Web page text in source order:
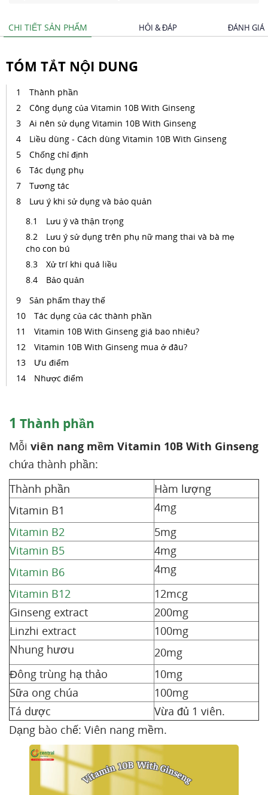
CHI TIẾT SẢN PHẨM HỎI & ĐÁP ĐÁNH GIÁ
TÓM TẮT NỘI DUNG
Thành phần
Công dụng của Vitamin 10B With Ginseng
Ai nên sử dụng Vitamin 10B With Ginseng
Liều dùng - Cách dùng Vitamin 10B With Ginseng
Chống chỉ định
Tác dụng phụ
Tương tác
Lưu ý khi sử dụng và bảo quản
Lưu ý và thận trọng
Lưu ý sử dụng trên phụ nữ mang thai và bà mẹ
cho con bú
Xử trí khi quá liều
Bảo quản
Sản phẩm thay thế
Tác dụng của các thành phần
Vitamin 10B With Ginseng giá bao nhiêu?
Vitamin 10B With Ginseng mua ở đâu?
Ưu điểm
Nhược điểm
1 Thành phần
Mỗi viên nang mềm Vitamin 10B With Ginseng
chứa thành phần:
Thành phần
Hàm lượng
Vitamin B1
4mg
Vitamin B2
5mg
Vitamin B5
4mg
Vitamin B6
4mg
Vitamin B12
12mcg
Ginseng extract
200mg
Linzhi extract
100mg
Nhung hươu
20mg
Đông trùng hạ thảo
10mg
Sữa ong chúa
100mg
Tá dược
Vừa đủ 1 viên.
Dạng bào chế: Viên nang mềm.